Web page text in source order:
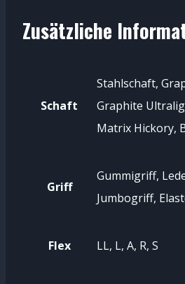
Zusätzliche
Schaft
Stahlschaft,
Graphite
Matrix Hickory,
Griff
Gummigriff,
Jumbogriff,
Flex LL, L, A, R, S